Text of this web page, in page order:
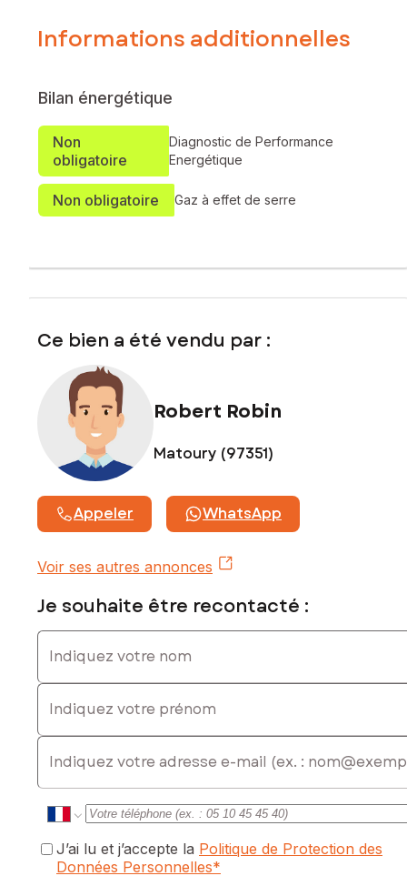
Informations additionnelles
Bilan énergétique
Non
obligatoire
Diagnostic de Performance
Energétique
Non obligatoire Gaz à effet de serre
Ce bien a été vendu par :
Robert Robin
Matoury (97351)
Appeler WhatsApp
Voir ses autres annonces
Je souhaite être recontacté :
Indiquez votre nom
Indiquez votre prénom
E-mail
J’ai lu et j’accepte la Politique de Protection des
Données Personnelles*